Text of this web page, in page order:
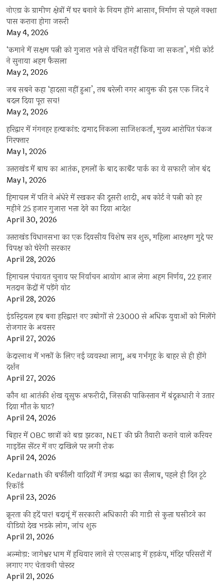
नोएडा के ग्रामीण क्षेत्रों में घर बनाने के नियम होंगे आसान, निर्माण से पहले नक्शा
पास कराना होगा जरूरी
May 4, 2026
‘कमाने में सक्षम पत्नी को गुजारा भत्ते से वंचित नहीं किया जा सकता’, मंडी कोर्ट
ने सुनाया अहम फैसला
May 2, 2026
जब सबने कहा ‘हादसा नहीं हुआ’, तब बरेली नगर आयुक्त की इस एक जिद ने
बदल दिया पूरा सच!
May 2, 2026
हरिद्वार में गंगनहर हत्याकांड: दामाद निकला साजिशकर्ता, मुख्य आरोपित पंकज
गिरफ्तार
May 1, 2026
उत्तराखंड में बाघ का आतंक, हमलों के बाद कार्बेट पार्क का ये सफारी जोन बंद
May 1, 2026
हिमाचल में पति ने अंधेरे में रखकर की दूसरी शादी, अब कोर्ट ने पत्नी को हर
महीने 25 हजार गुजारा भत्ता देने का दिया आदेश
April 30, 2026
उत्तराखंड विधानसभा का एक दिवसीय विशेष सत्र शुरू, महिला आरक्षण मुद्दे पर
विपक्ष को घेरेगी सरकार
April 28, 2026
हिमाचल पंचायत चुनाव पर निर्वाचन आयोग आज लेगा अहम निर्णय, 22 हजार
मतदान केंद्रों में पड़ेंगे वोट
April 28, 2026
इंडस्ट्रियल हब बना हरिद्वार! नए उद्योगों से 23000 से अधिक युवाओं को मिलेंगे
रोजगार के अवसर
April 27, 2026
केदारनाथ में भक्तों के लिए नई व्यवस्था लागू, अब गर्भगृह के बाहर से ही होंगे
दर्शन
April 27, 2026
कौन था आतंकी शेख यूसुफ अफरीदी, जिसकी पाकिस्तान में बंदूकधारी ने उतार
दिया मौत के घाट?
April 24, 2026
बिहार में OBC छात्रों को बड़ा झटका, NET की फ्री तैयारी कराने वाले करियर
गाइडेंस सेंटर में नए दाखिले पर लगी रोक
April 24, 2026
Kedarnath की बर्फीली वादियों में उमड़ा श्रद्धा का सैलाब, पहले ही दिन टूटे
रिकॉर्ड
April 23, 2026
क्रूरता की हदें पार! बदायूं में सरकारी अधिकारी की गाड़ी से कुत्ता घसीटने का
वीडियो देख भड़के लोग, जांच शुरू
April 21, 2026
अल्मोड़ा: जागेश्वर धाम में हथियार लाने से एएसआइ में हड़कंप, मंदिर परिसरों में
लगाए गए चेतावनी पोस्टर
April 21, 2026